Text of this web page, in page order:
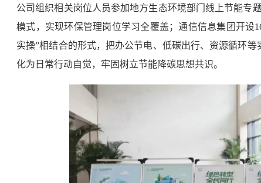
公司组织相关岗位人员参加地方生态环境部门线上节能专
模式，实现环保管理岗位学习全覆盖；通信信息集团开设
实操”相结合的形式，把办公节电、低碳出行、资源循环
化为日常行动自觉，牢固树立节能降碳思想共识。